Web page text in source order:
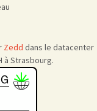
Zedd dans le datacenter
à Strasbourg.